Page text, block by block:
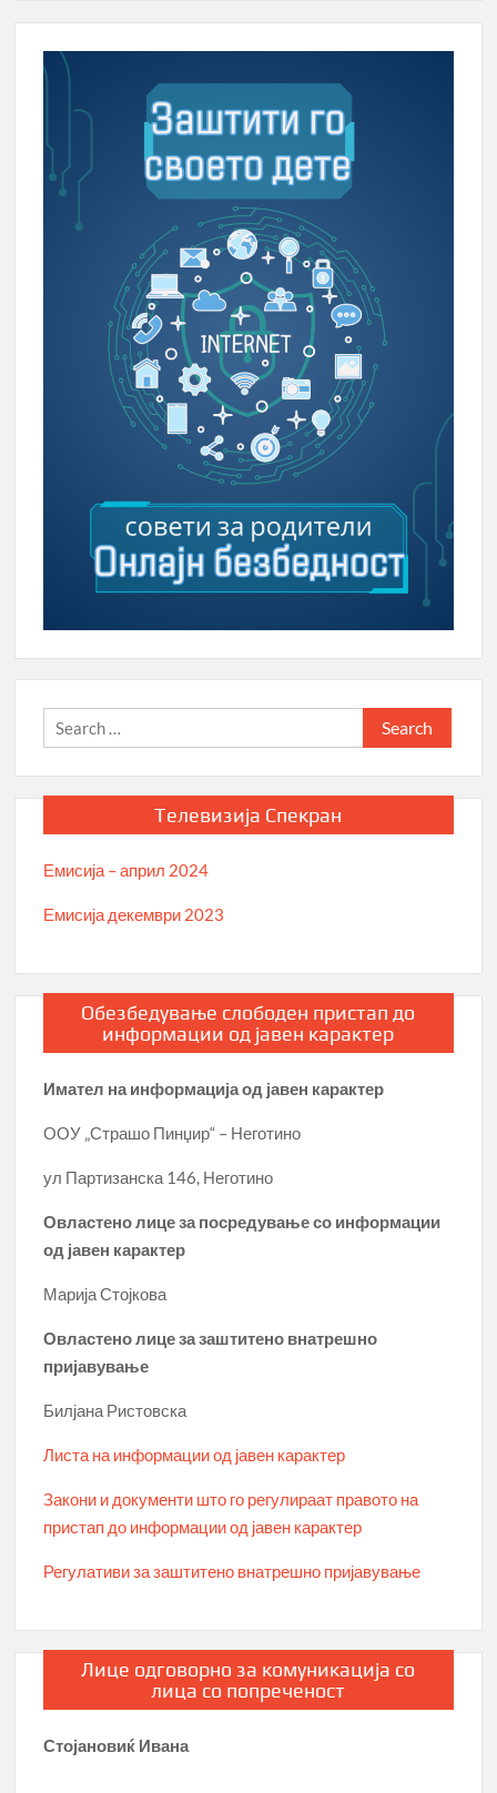
Search
for:
Телевизија Спекран
Емисија – април 2024
Емисија декември 2023
Обезбедување слободен пристап до
информации од јавен карактер
Имател на информација од јавен карактер
ООУ „Страшо Пинџир“ – Неготино
ул Партизанска 146, Неготино
Овластено лице за посредување со информации
од јавен карактер
Марија Стојкова
Овластено лице за заштитено внатрешно
пријавување
Билјана Ристовска
Листа на информации од јавен карактер
Закони и документи што го регулираат правото на
пристап до информации од јавен карактер
Регулативи за заштитено внатрешно пријавување
Лице одговорно за комуникација со
лица со попреченост
Стојановиќ Ивана